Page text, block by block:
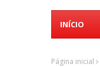
INÍCIO
Página inicial